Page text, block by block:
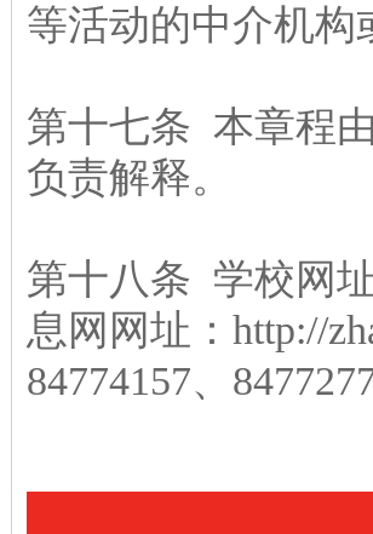
等活动的中介机构
第十七条 本章程
负责解释。
第十八条 学校网
息网网址：http://
84774157、